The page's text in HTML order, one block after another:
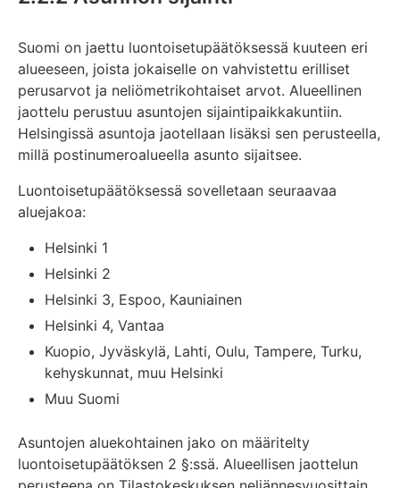
Suomi on jaettu luontoisetupäätöksessä kuuteen eri
alueeseen, joista jokaiselle on vahvistettu erilliset
perusarvot ja neliömetrikohtaiset arvot. Alueellinen
jaottelu perustuu asuntojen sijaintipaikkakuntiin.
Helsingissä asuntoja jaotellaan lisäksi sen perusteella,
millä postinumeroalueella asunto sijaitsee.
Luontoisetupäätöksessä sovelletaan seuraavaa
aluejakoa:
Helsinki 1
Helsinki 2
Helsinki 3, Espoo, Kauniainen
Helsinki 4, Vantaa
Kuopio, Jyväskylä, Lahti, Oulu, Tampere, Turku,
kehyskunnat, muu Helsinki
Muu Suomi
Asuntojen aluekohtainen jako on määritelty
luontoisetupäätöksen 2 §:ssä. Alueellisen jaottelun